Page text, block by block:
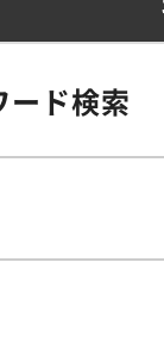
ード検索